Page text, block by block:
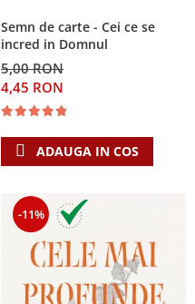
Semn de carte - Cei ce se
incred in Domnul
5,00 RON
4,45 RON
ADAUGA IN COS
-11%